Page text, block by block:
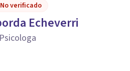
No verificado
Echeverri
Psicologa